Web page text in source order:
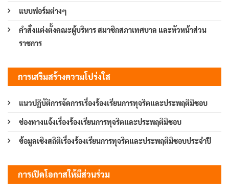
แบบฟอร์มต่างๆ
คำสั่งแต่งตั้งคณะผู้บริหาร สมาชิกสภาเทศบาล และหัวหน้าส่วน
ราชการ
การเสริมสร้างความโปร่งใส
แนวปฏิบัติการจัดการเรื่องร้องเรียนการทุจริตและประพฤติมิชอบ
ช่องทางแจ้งเรื่องร้องเรียนการทุจริตและประพฤติมิชอบ
ข้อมูลเชิงสถิติเรื่องร้องเรียนการทุจริตและประพฤติมิชอบประจำปี
การเปิดโอกาสให้มีส่วนร่วม